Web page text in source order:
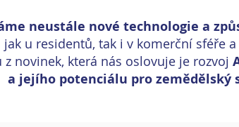
neustále nové technologie a
jak u residentů, tak i v komerční sféře
z novinek, která nás oslovuje je rozvoj
a jejího potenciálu pro zemědělský